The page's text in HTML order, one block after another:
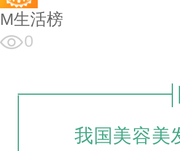
M生活榜
0
我国美容美